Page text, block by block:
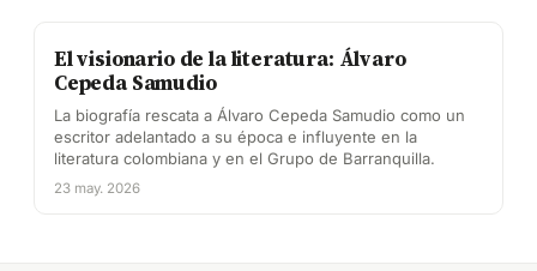
El visionario de la literatura: Álvaro
Cepeda Samudio
La biografía rescata a Álvaro Cepeda Samudio como un
escritor adelantado a su época e influyente en la
literatura colombiana y en el Grupo de Barranquilla.
23 may. 2026